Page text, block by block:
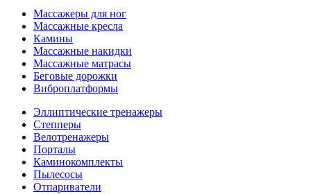
Массажеры для ног
Массажные кресла
Камины
Массажные накидки
Массажные матрасы
Беговые дорожки
Виброплатформы
Эллиптические тренажеры
Степперы
Велотренажеры
Порталы
Каминокомплекты
Пылесосы
Отпариватели